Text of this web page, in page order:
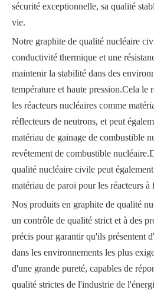
sécurité exceptionnelle, sa qualité
vie.
Notre graphite de qualité nucléaire
conductivité thermique et une
maintenir la stabilité dans des
température et haute pression.Cela le
les réacteurs nucléaires comme
réflecteurs de neutrons, et peut
matériau de gainage de combustible
revêtement de combustible
qualité nucléaire civile peut
matériau de paroi pour les réacteurs à
Nos produits en graphite de qualité
un contrôle de qualité strict et à des
précis pour garantir qu'ils présentent
dans les environnements les plus
d'une grande pureté, capables de
qualité strictes de l'industrie de